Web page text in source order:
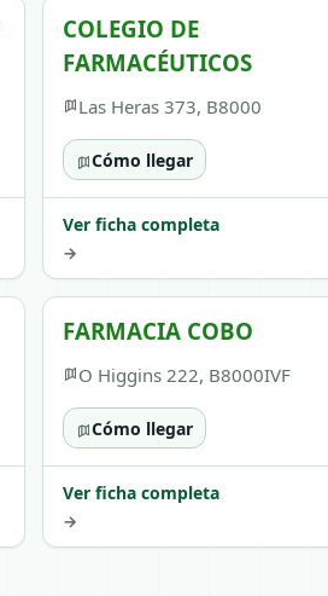
COLEGIO DE
FARMACÉUTICOS
Las Heras 373, B8000
Cómo llegar
Ver ficha completa
→
FARMACIA COBO
O Higgins 222, B8000IVF
Cómo llegar
Ver ficha completa
→